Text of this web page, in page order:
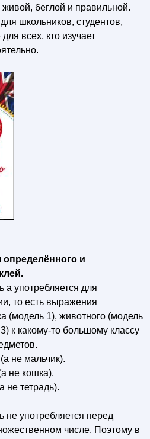
беглой и правильной.
школьников, студентов,
всех, кто изучает
определённого и
а употребляется для
то есть выражения
(модель 1), животного (модель
к какому-то большому классу
не мальчик).
не кошка).
не тетрадь).
не употребляется перед
числе. Поэтому в